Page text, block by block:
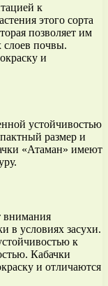
к
этого сорта
позволяет им
слоев почвы.
и
устойчивостью
размер и
«Атаман» имеют
внимания
в условиях засухи.
к
Кабачки
и отличаются